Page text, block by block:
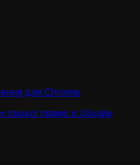
для Chrome
проксі прямо в Google